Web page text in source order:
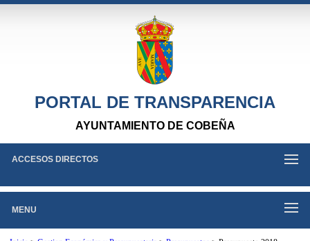
PORTAL DE TRANSPARENCIA
AYUNTAMIENTO DE COBEÑA
ACCESOS DIRECTOS
MENU